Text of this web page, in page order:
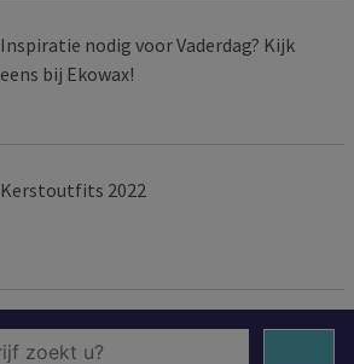
Inspiratie nodig voor Vaderdag? Kijk
eens bij Ekowax!
Kerstoutfits 2022